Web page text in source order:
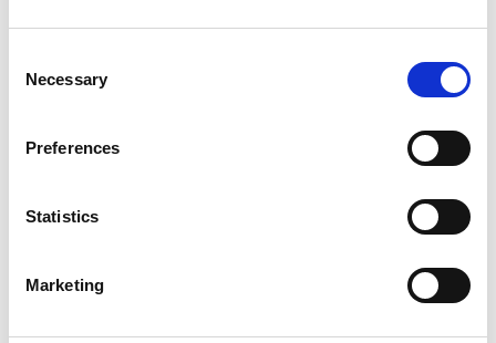
Selection
Necessary
Preferences
Statistics
Marketing
semestre